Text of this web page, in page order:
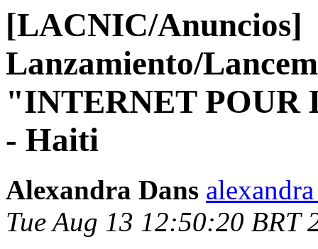
[LACNIC/Anuncios]
Lanzamiento/
"INTERNET POUR
- Haiti
Alexandra Dans
Tue Aug 13 12:50:20 BRT